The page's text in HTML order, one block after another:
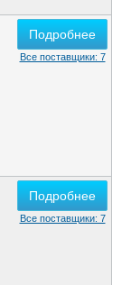
Подробнее
Все поставщики: 7
Подробнее
Все поставщики: 7